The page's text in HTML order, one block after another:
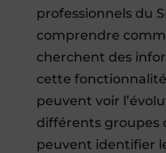
professionnels du
comprendre
cherchent des
cette
peuvent voir
différents groupes
peuvent identifier